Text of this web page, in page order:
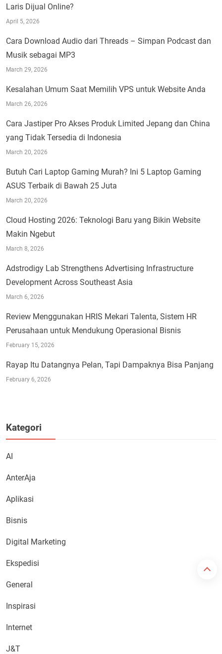
Laris Dijual Online?
April 5, 2026
Cara Download Audio dari Threads – Simpan Podcast dan
Musik sebagai MP3
March 29, 2026
Kesalahan Umum Saat Memilih VPS untuk Website Anda
March 26, 2026
Cara Jastiper Pro Akses Produk Limited Jepang dan China
yang Tidak Tersedia di Indonesia
March 20, 2026
Butuh Cari Laptop Gaming Murah? Ini 5 Laptop Gaming
ASUS Terbaik di Bawah 25 Juta
March 20, 2026
Cloud Hosting 2026: Teknologi Baru yang Bikin Website
Makin Ngebut
March 8, 2026
Adstrodigy Lab Strengthens Advertising Infrastructure
Development Across Southeast Asia
March 6, 2026
Review Menggunakan HRIS Mekari Talenta, Sistem HR
Perusahaan untuk Mendukung Operasional Bisnis
February 15, 2026
Rayap Itu Datangnya Pelan, Tapi Dampaknya Bisa Panjang
February 6, 2026
Kategori
AI
AnterAja
Aplikasi
Bisnis
Digital Marketing
Ekspedisi
General
Inspirasi
Internet
J&T